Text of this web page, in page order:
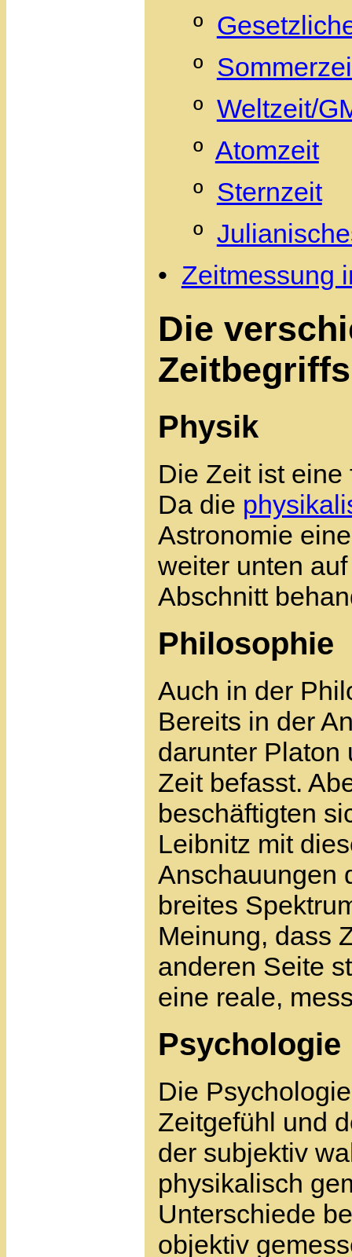
º
º
º Weltzeit/
º Atomzeit
º Sternzeit
º
• Zeitmessung
Die
Zeitbegriffs
Physik
Die Zeit ist
Da die
Astronomie
weiter unten
Abschnitt
Philosophie
Auch in der
Bereits in der
darunter Platon
Zeit befasst.
beschäftigten
Leibnitz mit
Anschauungen
breites
Meinung, dass
anderen Seite
eine reale,
Psychologie
Die
Zeitgefühl und
der subjektiv
physikalisch
Unterschiede
objektiv